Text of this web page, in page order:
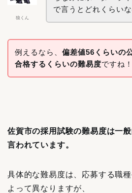
狼くん
で言うとどれくらいな
例えるなら、 偏差値56くらいの
合格するくらいの難易度ですね！
佐賀市の採用試験の難易度は一
言われています。
具体的な難易度は、応募する職
よって異なりますが、